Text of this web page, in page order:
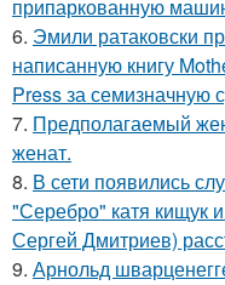
припаркованную
6. Эмили ратаковски
написанную книгу
Press за семизначную
7. Предполагаемый
женат.
8. В сети появились
"Серебро" катя кищук
Сергей Дмитриев)
9. Арнольд